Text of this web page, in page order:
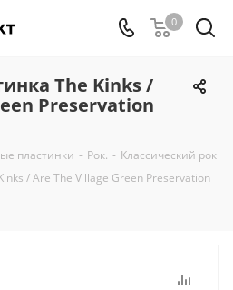
0
The Kinks /
Preservation
пластинки - Рок. - Классический рок
/ Are The Village Green Preservation